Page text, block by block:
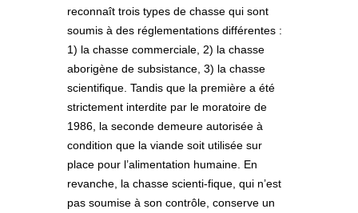
reconnaît trois types de chasse qui sont
soumis à des réglementations différentes :
1) la chasse commerciale, 2) la chasse
aborigène de subsistance, 3) la chasse
scientifique. Tandis que la première a été
strictement interdite par le moratoire de
1986, la seconde demeure autorisée à
condition que la viande soit utilisée sur
place pour l’alimentation humaine. En
revanche, la chasse scienti-fique, qui n’est
pas soumise à son contrôle, conserve un